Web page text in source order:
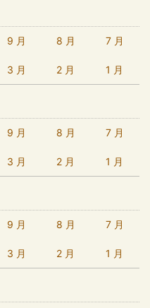
9 月 8 月 7 月
3 月 2 月 1 月
9 月 8 月 7 月
3 月 2 月 1 月
9 月 8 月 7 月
3 月 2 月 1 月